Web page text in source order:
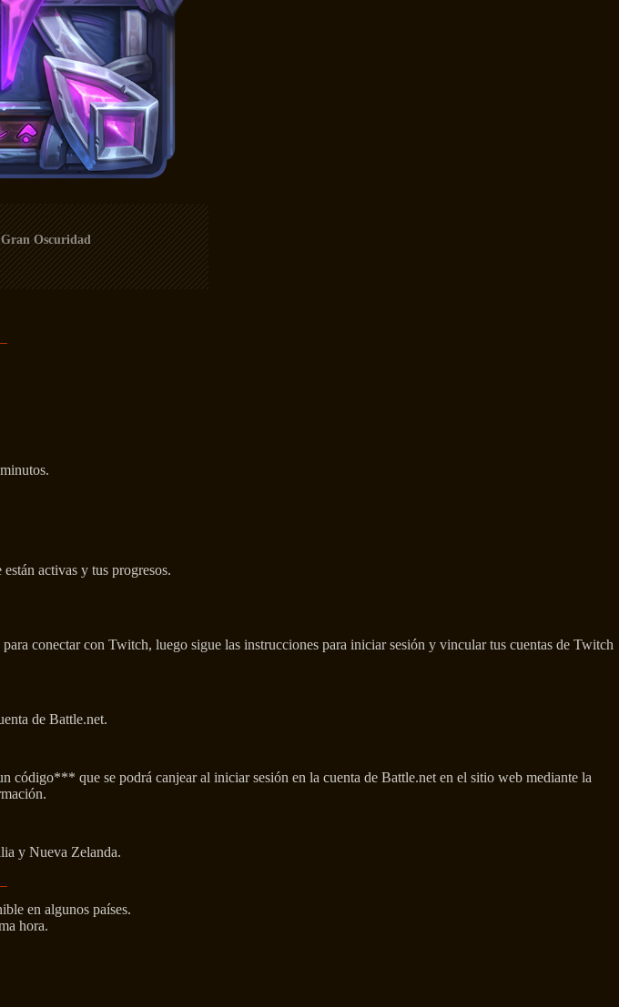
Oscuridad
activas y tus progresos.
conectar con Twitch, luego sigue las instrucciones para iniciar sesión y vincular tus cuentas de Twitch
de Battle.net.
código*** que se podrá canjear al iniciar sesión en la cuenta de Battle.net en el sitio web mediante la
y Nueva Zelanda.
en algunos países.
hora.